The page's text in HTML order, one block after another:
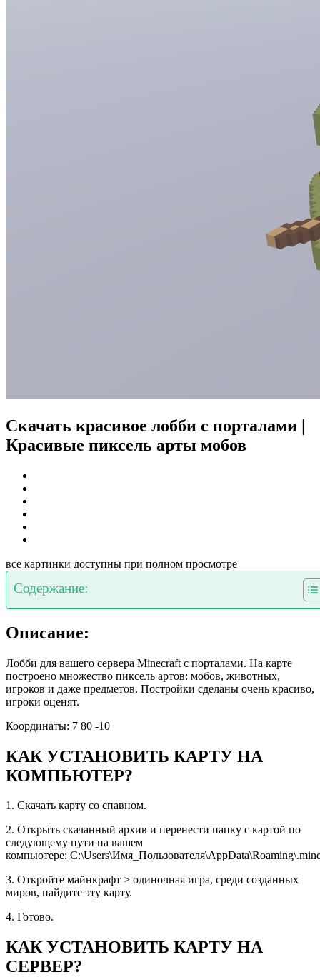
Скачать красивое лобби с порталами |
Красивые пиксель арты мобов
все картинки доступны при полном просмотре
Содержание:
Описание:
Лобби для вашего сервера Minecraft с порталами. На карте
построено множество пиксель артов: мобов, животных,
игроков и даже предметов. Постройки сделаны очень красиво,
игроки оценят.
Координаты: 7 80 -10
КАК УСТАНОВИТЬ КАРТУ НА
КОМПЬЮТЕР?
1. Скачать карту со спавном.
2. Открыть скачанный архив и перенести папку с картой по
следующему пути на вашем
компьютере:
3. Откройте майнкрафт > одиночная игра, среди созданных
миров, найдите эту карту.
4. Готово.
КАК УСТАНОВИТЬ КАРТУ НА
СЕРВЕР?